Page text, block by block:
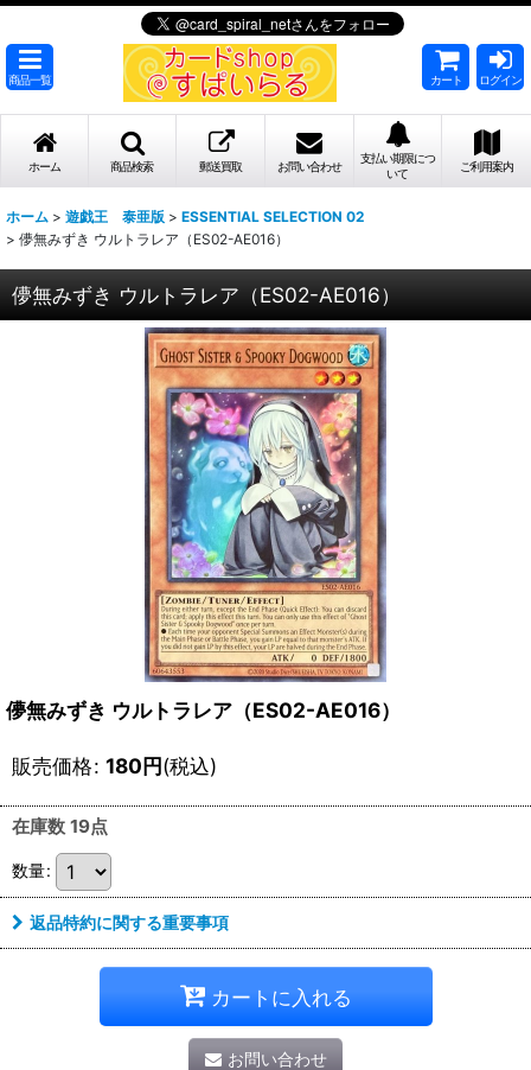
商品一覧 カート ログイン
ホーム 商品検索 郵送買取 お問い合わせ
支払い期限につ
いて
ご利用案内
ホーム > 遊戯王 泰亜版 > ESSENTIAL SELECTION 02
> 儚無みずき ウルトラレア（ES02-AE016）
儚無みずき ウルトラレア（ES02-AE016）
儚無みずき ウルトラレア（ES02-AE016）
販売価格: 180円(税込)
在庫数 19点
数量:
返品特約に関する重要事項
カートに入れる
お問い合わせ